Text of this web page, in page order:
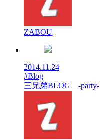
ZABOU
2014.11.24
#Blog
三兄弟BLOG -party-